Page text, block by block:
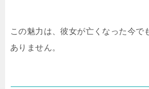
この魅力は、彼女が亡くなった今で
ありません。